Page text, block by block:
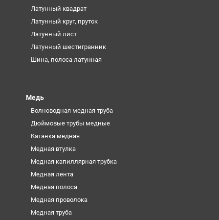
Латунный квадрат
Латунный круг, пруток
Латунный лист
Латунный шестигранник
Шина, полоса латунная
Медь
Волноводная медная труба
Дюймовые трубы медные
Катанка медная
Медная втулка
Медная капиллярная трубка
Медная лента
Медная полоса
Медная проволока
Медная труба